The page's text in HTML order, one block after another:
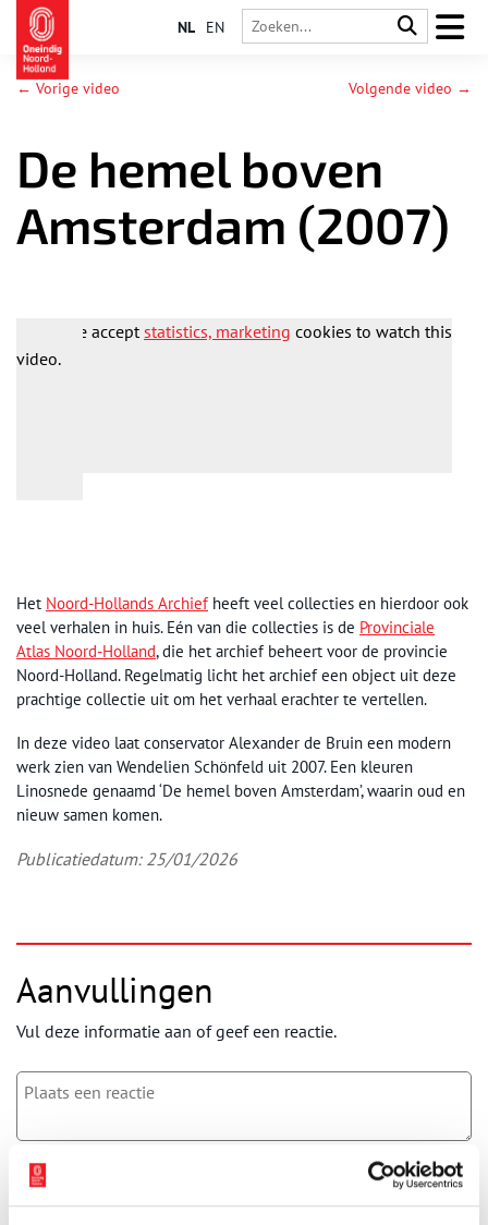
NL EN
← Vorige video Volgende video →
De hemel boven
Amsterdam (2007)
Please acceptstatistics, marketing cookies to watch this
video.
Het Noord-Hollands Archiefheeft veel collecties en hierdoor ook
veel verhalen in huis. Eén van die collecties is de Provinciale
Atlas Noord-Holland, die het archief beheert voor de provincie
Noord-Holland. Regelmatig licht het archief een object uit deze
prachtige collectie uit om het verhaal erachter te vertellen.
In deze video laat conservator Alexander de Bruin een modern
werk zien van Wendelien Schönfeld uit 2007. Een kleuren
Linosnede genaamd ‘De hemel boven Amsterdam’, waarin oud en
nieuw samen komen.
Publicatiedatum: 25/01/2026
Aanvullingen
Vul deze informatie aan of geef een reactie.
Vereiste velden zijn gemarkeerd met *. Het e-mailadres wordt niet
gepubliceerd.